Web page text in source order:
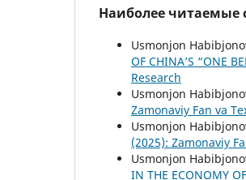
Наиболее читаемые
Usmonjon
OF CHINA’S “ONE
Research
Usmonjon
Zamonaviy Fan va
Usmonjon
(2025): Zamonaviy
Usmonjon
IN THE ECONOMY